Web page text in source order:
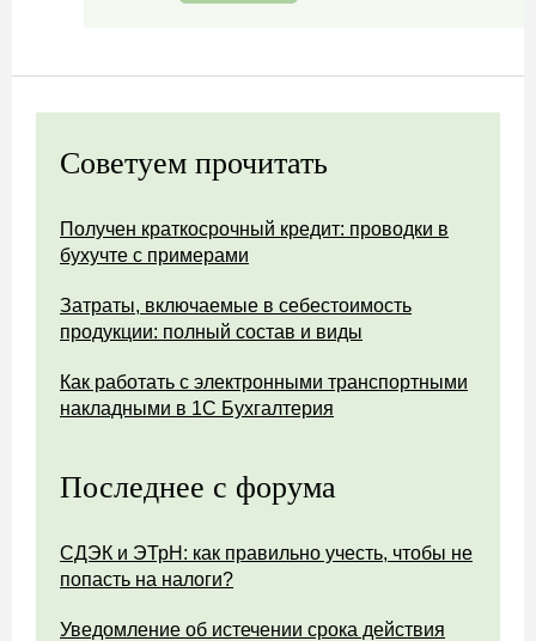
Советуем прочитать
Получен краткосрочный кредит: проводки в
бухучте с примерами
Затраты, включаемые в себестоимость
продукции: полный состав и виды
Как работать с электронными транспортными
накладными в 1С Бухгалтерия
Последнее с форума
СДЭК и ЭТрН: как правильно учесть, чтобы не
попасть на налоги?
Уведомление об истечении срока действия